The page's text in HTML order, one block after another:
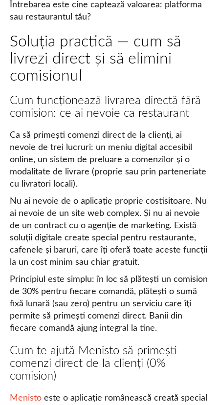
Întrebarea este cine captează valoarea: platforma
sau restaurantul tău?
Soluția practică — cum să
livrezi direct și să elimini
comisionul
Cum funcționează livrarea directă fără
comision: ce ai nevoie ca restaurant
Ca să primești comenzi direct de la clienți, ai
nevoie de trei lucruri: un meniu digital accesibil
online, un sistem de preluare a comenzilor și o
modalitate de livrare (proprie sau prin parteneriate
cu livratori locali).
Nu ai nevoie de o aplicație proprie costisitoare. Nu
ai nevoie de un site web complex. Și nu ai nevoie
de un contract cu o agenție de marketing. Există
soluții digitale create special pentru restaurante,
cafenele și baruri, care îți oferă toate aceste funcții
la un cost minim sau chiar gratuit.
Principiul este simplu: în loc să plătești un comision
de 30% pentru fiecare comandă, plătești o sumă
fixă lunară (sau zero) pentru un serviciu care îți
permite să primești comenzi direct. Banii din
fiecare comandă ajung integral la tine.
Cum te ajută Menisto să primești
comenzi direct de la clienți (0%
comision)
Menisto este o aplicație românească creată special